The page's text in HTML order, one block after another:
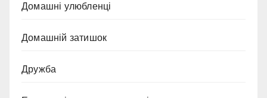
Домашні улюбленці
Домашній затишок
Дружба